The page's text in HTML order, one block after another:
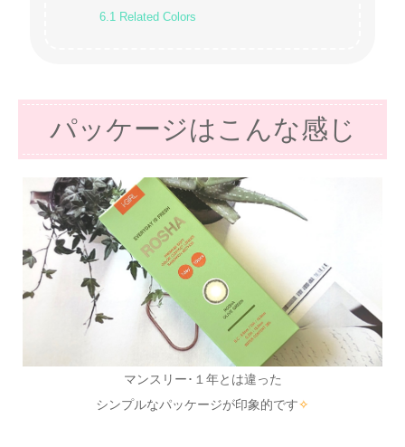
6.1Related Colors
パッケージはこんな感じ
マンスリー･１年とは違った
シンプルなパッケージが印象的です✧